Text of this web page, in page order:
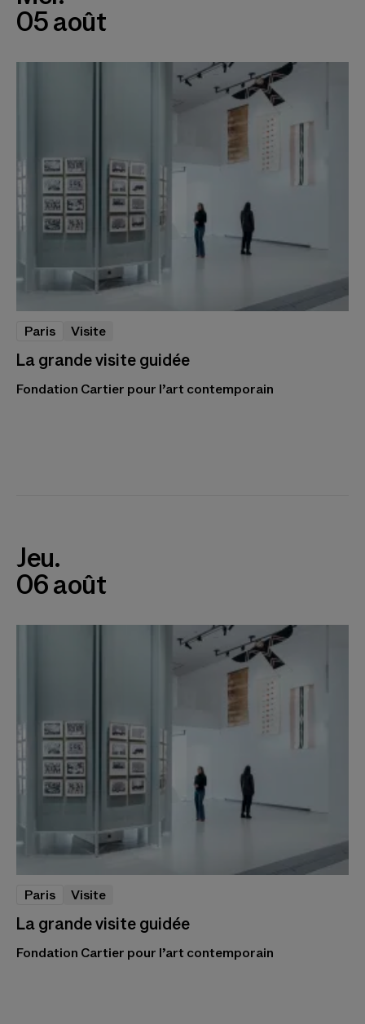
05 août
La grande visite guidée
Paris Visite
Fondation Cartier pour l’art contemporain
Jeu.
06 août
La grande visite guidée
Paris Visite
Fondation Cartier pour l’art contemporain